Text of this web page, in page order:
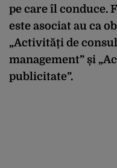
pe care îl conduce.
este asociat au ca
„Activități de
management” și
publicitate”.